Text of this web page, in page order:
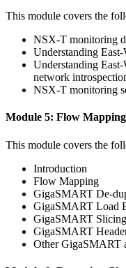
This module covers the
NSX-T monitoring
Understanding
Understanding
network
NSX-T monitoring
Module 5: Flow
This module covers the
Introduction
Flow Mapping
GigaSMART De-
GigaSMART Load
GigaSMART Slicing
GigaSMART
Other GigaSMART